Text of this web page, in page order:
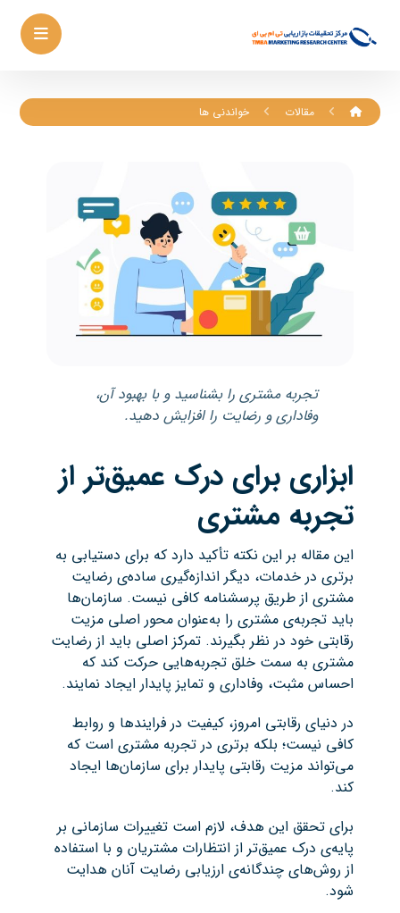
مقالات خواندنی ها
تجربه مشتری را بشناسید و با بهبود آن،
وفاداری و رضایت را افزایش دهید.
ابزاری برای درک عمیق‌تر از
تجربه مشتری
این مقاله بر این نکته تأکید دارد که برای دستیابی به
برتری در خدمات، دیگر اندازه‌گیری ساده‌ی رضایت
مشتری از طریق پرسشنامه کافی نیست. سازمان‌ها
باید تجربه‌ی مشتری را به‌عنوان محور اصلی مزیت
رقابتی خود در نظر بگیرند. تمرکز اصلی باید از رضایت
مشتری به سمت خلق تجربه‌هایی حرکت کند که
احساس مثبت، وفاداری و تمایز پایدار ایجاد نمایند.
در دنیای رقابتی امروز، کیفیت در فرایندها و روابط
کافی نیست؛ بلکه برتری در تجربه مشتری است که
می‌تواند مزیت رقابتی پایدار برای سازمان‌ها ایجاد
کند.
برای تحقق این هدف، لازم است تغییرات سازمانی بر
پایه‌ی درک عمیق‌تر از انتظارات مشتریان و با استفاده
از روش‌های چندگانه‌ی ارزیابی رضایت آنان هدایت
شود.